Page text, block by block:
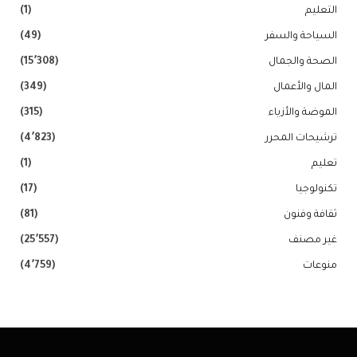
التعليم (1)
السياحة والسفر (49)
الصحة والجمال (15٬308)
المال والأعمال (349)
الموضة والأزياء (315)
ترشيحات المحرر (4٬823)
تعليم (1)
تكنولوجيا (17)
ثقافة وفنون (81)
غير مصنف (25٬557)
منوعات (4٬759)